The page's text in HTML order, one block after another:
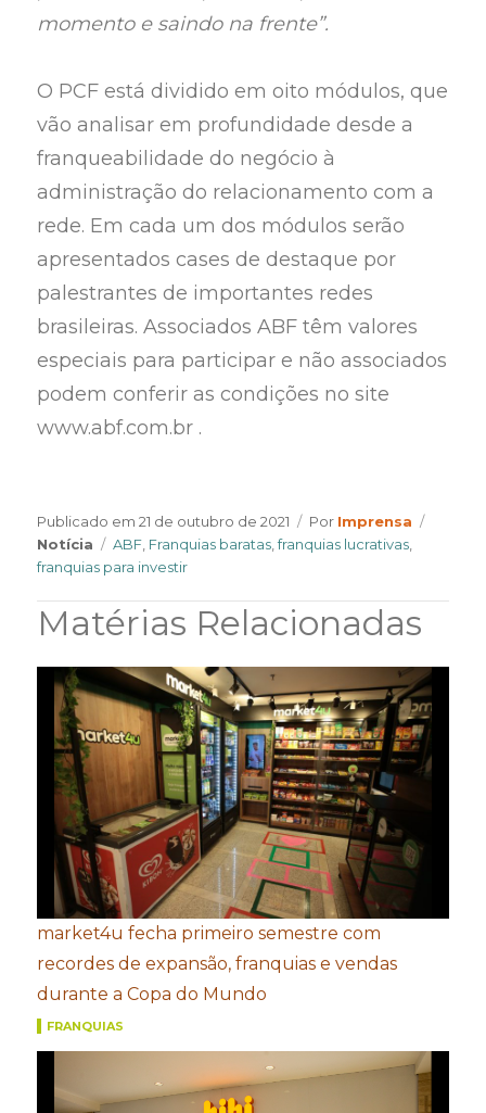
momento e saindo na frente”.
O PCF está dividido em oito módulos, que
vão analisar em profundidade desde a
franqueabilidade do negócio à
administração do relacionamento com a
rede. Em cada um dos módulos serão
apresentados cases de destaque por
palestrantes de importantes redes
brasileiras. Associados ABF têm valores
especiais para participar e não associados
podem conferir as condições no site
www.abf.com.br .
Publicado em21 de outubro de 2021 Por Author
Imprensa
Notícia
Tags
ABF Franquias baratas ,franquias lucrativas
franquias para investir
Matérias Relacionadas
market4u fecha primeiro semestre com
recordes de expansão, franquias e vendas
durante a Copa do Mundo
FRANQUIAS